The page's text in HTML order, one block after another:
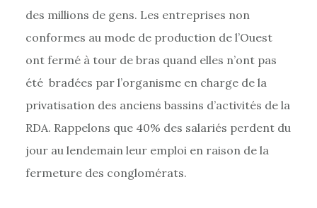
des millions de gens. Les entreprises non
conformes au mode de production de l’Ouest
ont fermé à tour de bras quand elles n’ont pas
été bradées par l’organisme en charge de la
privatisation des anciens bassins d’activités de la
RDA. Rappelons que 40% des salariés perdent du
jour au lendemain leur emploi en raison de la
fermeture des conglomérats.